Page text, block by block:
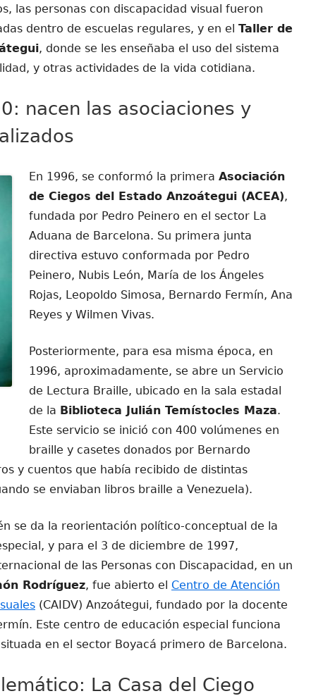
las personas con discapacidad visual fueron
dentro de escuelas regulares, y en el Taller de
, donde se les enseñaba el uso del sistema
y otras actividades de la vida cotidiana.
nacen las asociaciones y
En 1996, se conformó la primera Asociación
de Ciegos del Estado Anzoátegui (ACEA),
fundada por Pedro Peinero en el sector La
Aduana de Barcelona. Su primera junta
directiva estuvo conformada por Pedro
Peinero, Nubis León, María de los Ángeles
Rojas, Leopoldo Simosa, Bernardo Fermín, Ana
Reyes y Wilmen Vivas.
Posteriormente, para esa misma época, en
1996, aproximadamente, se abre un Servicio
de Lectura Braille, ubicado en la sala estadal
de la Biblioteca Julián Temístocles Maza.
Este servicio se inició con 400 volúmenes en
braille y casetes donados por Bernardo
y cuentos que había recibido de distintas
se enviaban libros braille a Venezuela).
se da la reorientación político-conceptual de la
y para el 3 de diciembre de 1997,
de las Personas con Discapacidad, en un
Rodríguez, fue abierto el Centro de Atención
(CAIDV) Anzoátegui, fundado por la docente
Este centro de educación especial funciona
en el sector Boyacá primero de Barcelona.
La Casa del Ciego